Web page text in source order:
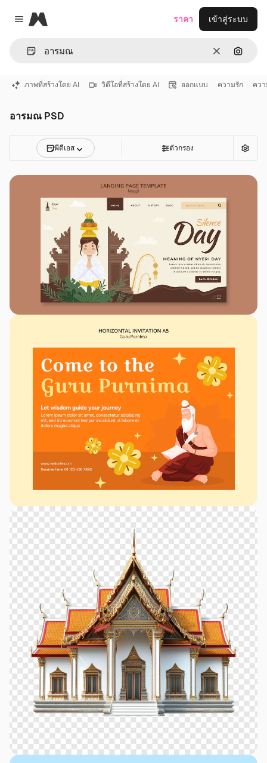
Close menu
Magnific
ชัดเจนค้นหา
ราคา เข้าสู่ระบบ
ภาพที่สร้างโดย AI วิดีโอที่สร้างโดย AI ออกแบบ ความรัก คว
อารมณ PSD
พีดีเอส ตัวกรอง